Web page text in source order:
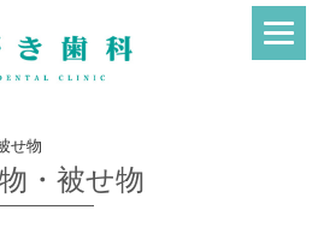
せ物
・被せ物